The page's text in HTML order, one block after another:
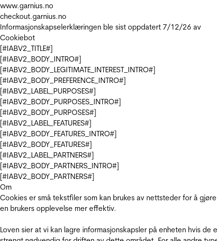
www.garnius.no
checkout.garnius.no
Informasjonskapselerklæringen ble sist oppdatert 7/12/26 av
Cookiebot
[#IABV2_TITLE#]
[#IABV2_BODY_INTRO#]
[#IABV2_BODY_LEGITIMATE_INTEREST_INTRO#]
[#IABV2_BODY_PREFERENCE_INTRO#]
[#IABV2_LABEL_PURPOSES#]
[#IABV2_BODY_PURPOSES_INTRO#]
[#IABV2_BODY_PURPOSES#]
[#IABV2_LABEL_FEATURES#]
[#IABV2_BODY_FEATURES_INTRO#]
[#IABV2_BODY_FEATURES#]
[#IABV2_LABEL_PARTNERS#]
[#IABV2_BODY_PARTNERS_INTRO#]
[#IABV2_BODY_PARTNERS#]
Om
Cookies er små tekstfiler som kan brukes av nettsteder for å gjøre
en brukers opplevelse mer effektiv.
Loven sier at vi kan lagre informasjonskapsler på enheten hvis de